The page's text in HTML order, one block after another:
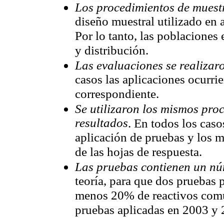
Los procedimientos de
diseño muestral utilizado en
Por lo tanto, las poblaciones
y distribución.
Las evaluaciones se
casos las aplicaciones
correspondiente.
Se utilizaron los mismos
resultados. En todos los
aplicación de pruebas y los
de las hojas de respuesta.
Las pruebas contienen un
teoría, para que dos pruebas
menos 20% de reactivos
pruebas aplicadas en 2003 y